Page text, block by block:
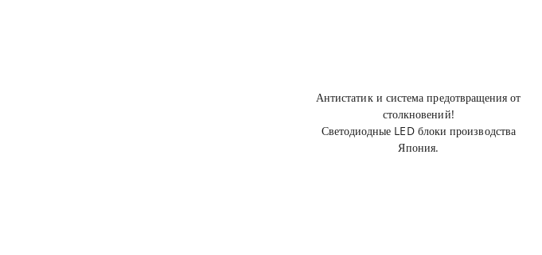
Антистатик и система предотвращения от
столкновений!
Светодиодные LED блоки производства
Япония.